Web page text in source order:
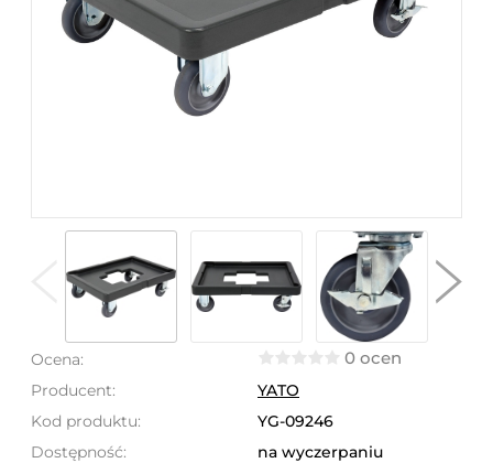
Ocena: 0 ocen
Producent:
YATO
Kod produktu:
YG-09246
Dostępność:
na wyczerpaniu